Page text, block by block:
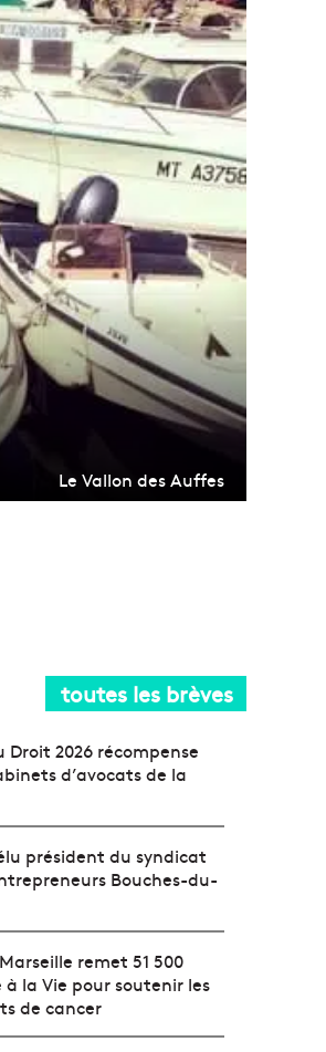
Le Vallon des Auffes
toutes les brèves
Droit 2026 récompense
d’avocats de la
président du syndicat
Bouches-du-
remet 51 500
à la Vie pour soutenir les
de cancer